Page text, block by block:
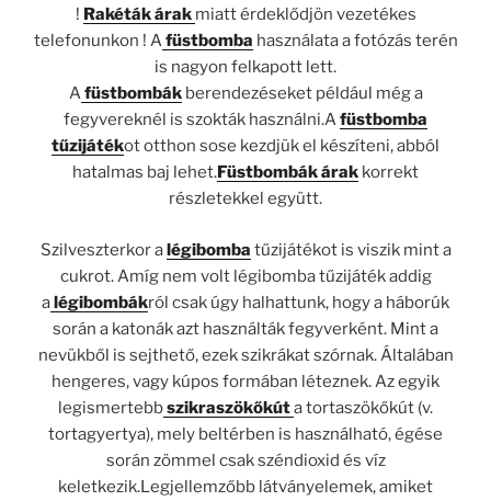
! Rakéták árak miatt érdeklődjön vezetékes
telefonunkon ! Afüstbomba használata a fotózás terén
is nagyon felkapott lett.
Afüstbombákberendezéseket például még a
fegyvereknél is szokták használni.Afüstbomba
tűzijátékot otthon sose kezdjük el készíteni, abból
hatalmas baj lehet.Füstbombák árak korrekt
részletekkel együtt.
Szilveszterkor alégibomba tűzijátékot is viszik mint a
cukrot. Amíg nem volt légibomba tűzijáték addig
alégibombákról csak úgy halhattunk, hogy a háborúk
során a katonák azt használták fegyverként. Mint a
nevükből is sejthető, ezek szikrákat szórnak. Általában
hengeres, vagy kúpos formában léteznek. Az egyik
legismertebbszikraszökőkúta tortaszökőkút (v.
tortagyertya), mely beltérben is használható, égése
során zömmel csak széndioxid és víz
keletkezik.Legjellemzőbb látványelemek, amiket